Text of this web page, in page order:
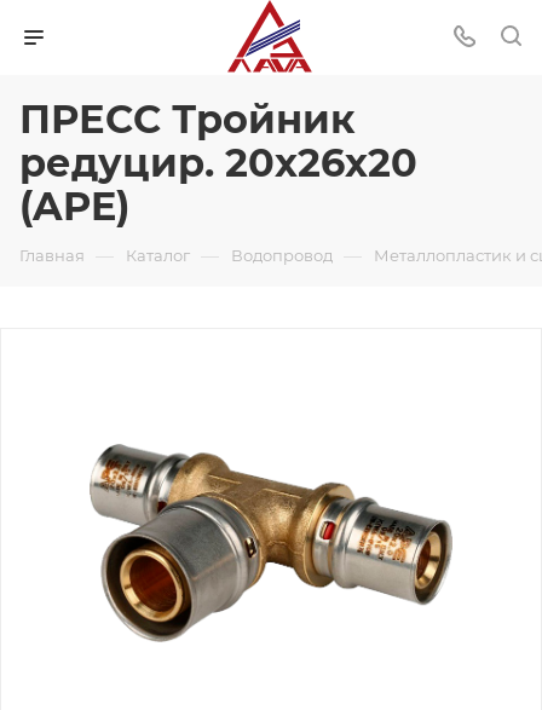
ПРЕСС Тройник
редуцир. 20х26х20
(APE)
Главная — Каталог — Водопровод — Металлопластик и